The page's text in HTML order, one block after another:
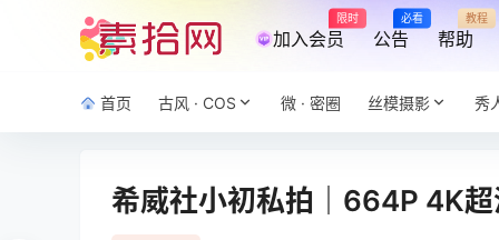
加入会员
限时
公告
必看
帮助
教程
首页 古风 · COS 微 · 密圈 丝模摄影 秀
希威社小初私拍｜664P 4K